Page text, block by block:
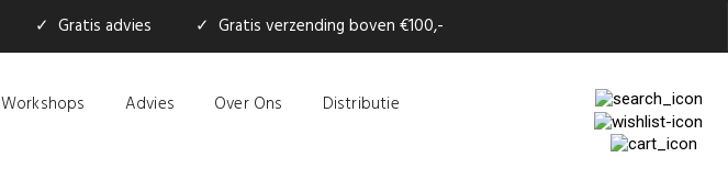
✓ Gratis advies ✓ Gratis verzending boven €100,-
Workshops Advies Over Ons Distributie